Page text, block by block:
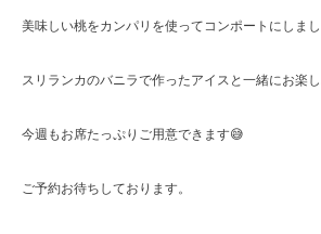
美味しい桃をカンパリを使ってコンポートにしま
スリランカのバニラで作ったアイスと一緒にお楽
今週もお席たっぷりご用意できます😅
ご予約お待ちしております。